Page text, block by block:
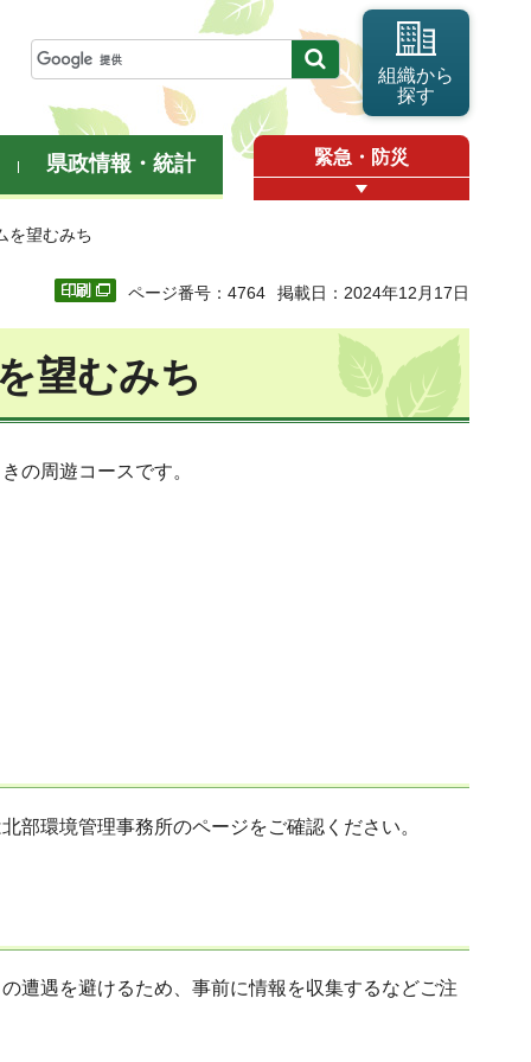
組織から
探す
県政情報・統計 緊急・防災
を望むみち
ページ番号：4764 掲載日：2024年12月17日
望むみち
の周遊コースです。
部環境管理事務所のページをご確認ください。
遭遇を避けるため、事前に情報を収集するなどご注